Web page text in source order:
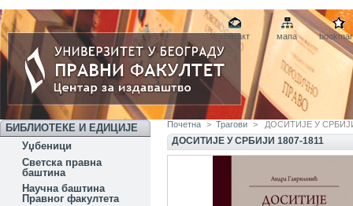
контакт мапа
БИБЛИОТЕКЕ И ЕДИЦИЈЕ
Уџбеници
Светска правна
баштина
Научна баштина
Правног факултета
Почетна > Трагови > ДОСИТИЈЕ У
ДОСИТИЈЕ У СРБИЈИ 1807-1811